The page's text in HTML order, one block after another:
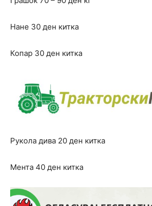
Нане 30 ден китка
Копар 30 ден китка
Рукола дива 20 ден китка
Мента 40 ден китка